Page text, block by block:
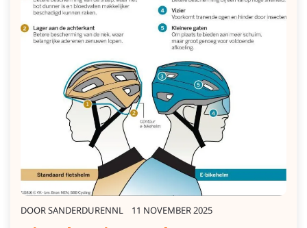
DOORSANDERDURENNL 11 NOVEMBER 2025